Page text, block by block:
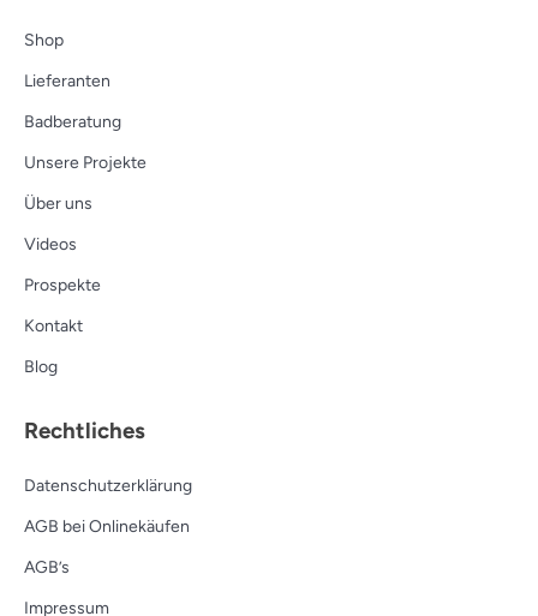
Shop
Lieferanten
Badberatung
Unsere Projekte
Über uns
Videos
Prospekte
Kontakt
Blog
Rechtliches
Datenschutzerklärung
AGB bei Onlinekäufen
AGB’s
Impressum